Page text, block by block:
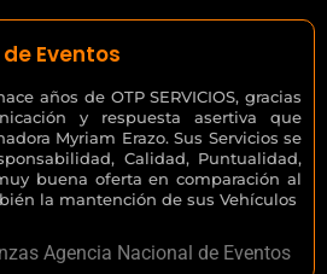
Eventos
años de OTP SERVICIOS, gracias
y respuesta asertiva que
Myriam Erazo. Sus Servicios se
Calidad, Puntualidad,
buena oferta en comparación al
la mantención de sus Vehículos
Agencia Nacional de Eventos